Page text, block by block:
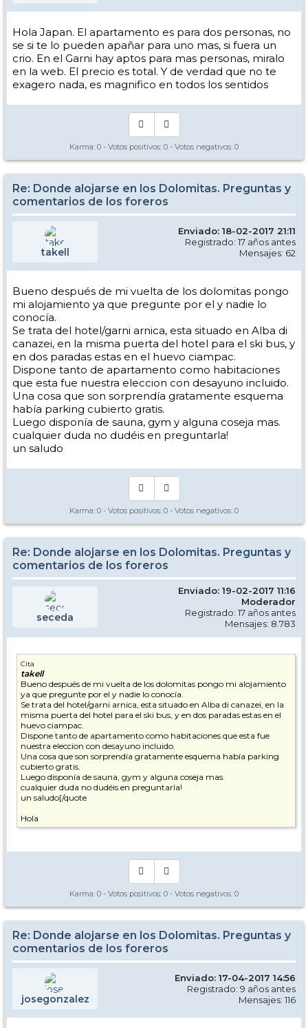
Hola Japan. El apartamento es para dos personas, no
se si te lo pueden apañar para uno mas, si fuera un
crio. En el Garni hay aptos para mas personas, miralo
en la web. El precio es total. Y de verdad que no te
exagero nada, es magnifico en todos los sentidos
Karma: 0 - Votos positivos: 0 - Votos negativos: 0
Re: Donde alojarse en los Dolomitas. Preguntas y
comentarios de los foreros
takell
Enviado: 18-02-2017 21:11
Registrado: 17 años antes
Mensajes: 62
Bueno después de mi vuelta de los dolomitas pongo
mi alojamiento ya que pregunte por el y nadie lo
conocía.
Se trata del hotel/garni arnica, esta situado en Alba di
canazei, en la misma puerta del hotel para el ski bus, y
en dos paradas estas en el huevo ciampac.
Dispone tanto de apartamento como habitaciones
que esta fue nuestra eleccion con desayuno incluido.
Una cosa que son sorprendía gratamente esquema
había parking cubierto gratis.
Luego disponía de sauna, gym y alguna coseja mas.
cualquier duda no dudéis en preguntarla!
un saludo
Karma: 0 - Votos positivos: 0 - Votos negativos: 0
Re: Donde alojarse en los Dolomitas. Preguntas y
comentarios de los foreros
seceda
Enviado: 19-02-2017 11:16
Moderador
Registrado: 17 años antes
Mensajes: 8.783
Cita
takell
Bueno después de mi vuelta de los dolomitas pongo mi alojamiento
ya que pregunte por el y nadie lo conocía.
Se trata del hotel/garni arnica, esta situado en Alba di canazei, en la
misma puerta del hotel para el ski bus, y en dos paradas estas en el
huevo ciampac.
Dispone tanto de apartamento como habitaciones que esta fue
nuestra eleccion con desayuno incluido.
Una cosa que son sorprendía gratamente esquema había parking
cubierto gratis.
Luego disponía de sauna, gym y alguna coseja mas.
cualquier duda no dudéis en preguntarla!
un saludo[/quote
Hola
dieras alguna valoracion general o en particular del alojamiento. Por
ejemplo: correcto, muy bueno, recomendable, desayuno escaso,
desayuno completo, habitaciones ruidosas, o cómodas, etc
Editado 1 vez/veces. Última edición el 19/02/2017 11:19 por seceda.
Karma: 0 - Votos positivos: 0 - Votos negativos: 0
Re: Donde alojarse en los Dolomitas. Preguntas y
comentarios de los foreros
josegonzalez
Enviado: 17-04-2017 14:56
Registrado: 9 años antes
Mensajes: 116